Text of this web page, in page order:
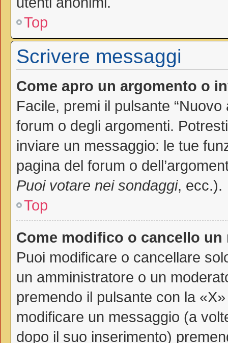
Top
Scrivere messaggi
Come apro un argomento o
Facile, premi il pulsante
forum o degli argomenti.
inviare un messaggio: le tue
pagina del forum o
Puoi votare nei sondaggi, ecc.).
Top
Come modifico o cancello un
Puoi modificare o cancellare
un amministratore o un
premendo il pulsante con la
modificare un messaggio (a
dopo il suo inserimento)